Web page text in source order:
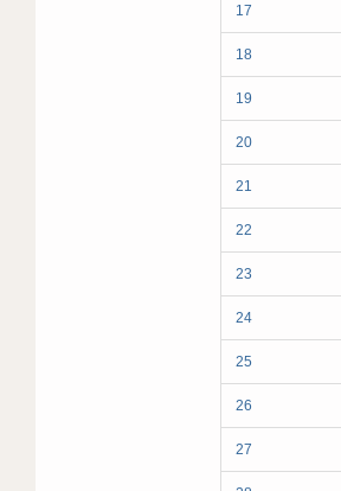
17
18
19
20
21
22
23
24
25
26
27